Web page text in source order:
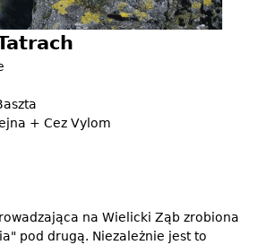
+ Cez Vylom
na Wielicki Ząb zrobiona
pod drugą. Niezależnie jest to